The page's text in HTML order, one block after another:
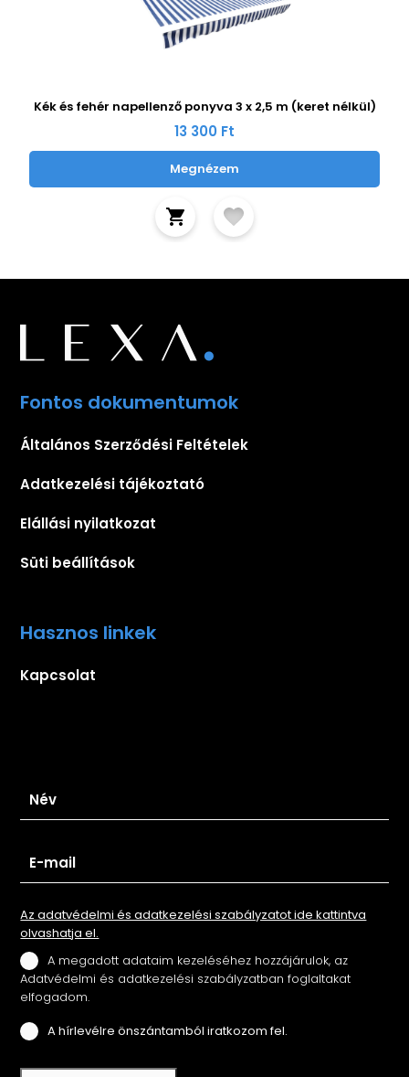
Kék és fehér napellenző ponyva 3 x 2,5 m (keret nélkül)
13 300 Ft
Megnézem
Fontos dokumentumok
Általános Szerződési Feltételek
Adatkezelési tájékoztató
Elállási nyilatkozat
Süti beállítások
Hasznos linkek
Kapcsolat
Az adatvédelmi és adatkezelési szabályzatot ide kattintva
olvashatja el.
A megadott adataim kezeléséhez hozzájárulok, az
Adatvédelmi és adatkezelési szabályzatban foglaltakat
elfogadom.
A hírlevélre önszántamból iratkozom fel.